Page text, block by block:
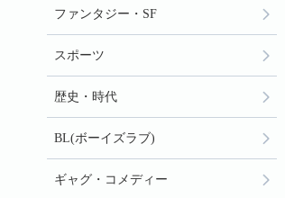
ファンタジー・SF
スポーツ
歴史・時代
BL(ボーイズラブ)
ギャグ・コメディー